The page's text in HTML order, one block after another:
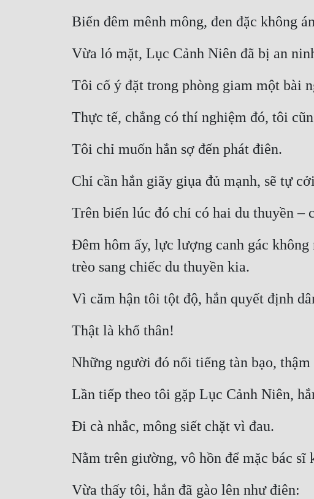
Biển đêm mênh mông, đen đặc không
Vừa ló mặt, Lục Cảnh Niên đã bị an
Tôi cố ý đặt trong phòng giam một bài
Thực tế, chẳng có thí nghiệm đó, tôi
Tôi chỉ muốn hắn sợ đến phát điên.
Chỉ cần hắn giãy giụa đủ mạnh, sẽ tự
Trên biển lúc đó chỉ có hai du thuyền –
Đêm hôm ấy, lực lượng canh gác
trèo sang chiếc du thuyền kia.
Vì căm hận tôi tột độ, hắn quyết định
Thật là khổ thân!
Những người đó nổi tiếng tàn bạo,
Lần tiếp theo tôi gặp Lục Cảnh Niên,
Đi cà nhắc, mông siết chặt vì đau.
Nằm trên giường, vô hồn để mặc bác sĩ
Vừa thấy tôi, hắn đã gào lên như điên: